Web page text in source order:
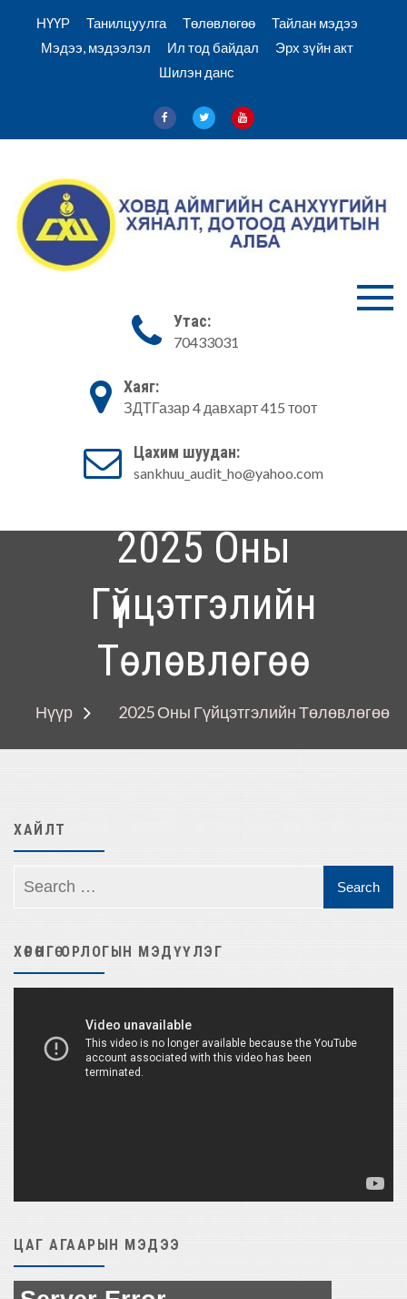
НҮҮР Танилцуулга Төлөвлөгөө
Тайлан мэдээ
Мэдээ, мэдээлэл
Ил тод байдал
Эрх зүйн акт
Шилэн данс
Ховд аймгийн
Санхүүгийн
хяналт,
Ховд Санхүү хяналт аудитын
алба
Утас:
70433031
Хаяг:
ЗДТГазар 4 давхарт 415 тоот
Цахим шуудан:
sankhuu_audit_ho@yahoo.com
2025 Оны
Гүйцэтгэлийн
Төлөвлөгөө
Нүүр 2025 Оны Гүйцэтгэлийн Төлөвлөгөө
ХАЙЛТ
ХӨРӨНГӨ ОРЛОГЫН МЭДҮҮЛЭГ
ЦАГ АГААРЫН МЭДЭЭ